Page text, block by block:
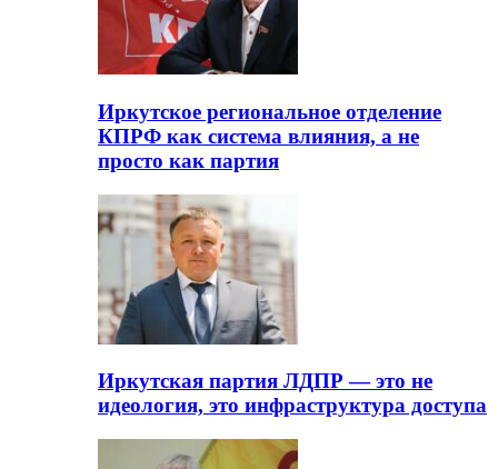
Иркутское региональное отделение
КПРФ как система влияния, а не
просто как партия
Иркутская партия ЛДПР — это не
идеология, это инфраструктура доступа